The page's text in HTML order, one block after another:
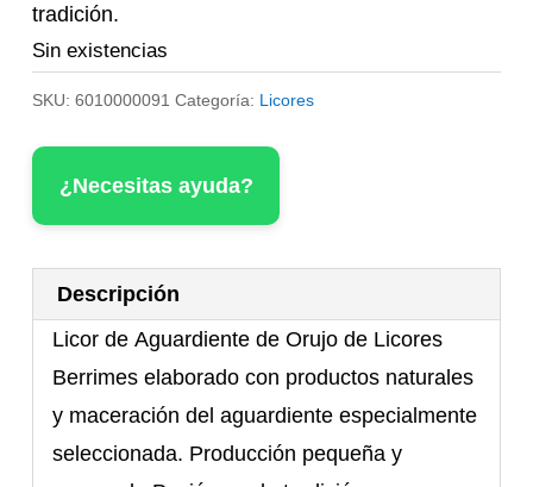
tradición.
Sin existencias
SKU:6010000091 Categoría: Licores
¿Necesitas ayuda?
Descripción
Licor de Aguardiente de Orujo de Licores
Berrimes elaborado con productos naturales
y maceración del aguardiente especialmente
seleccionada. Producción pequeña y